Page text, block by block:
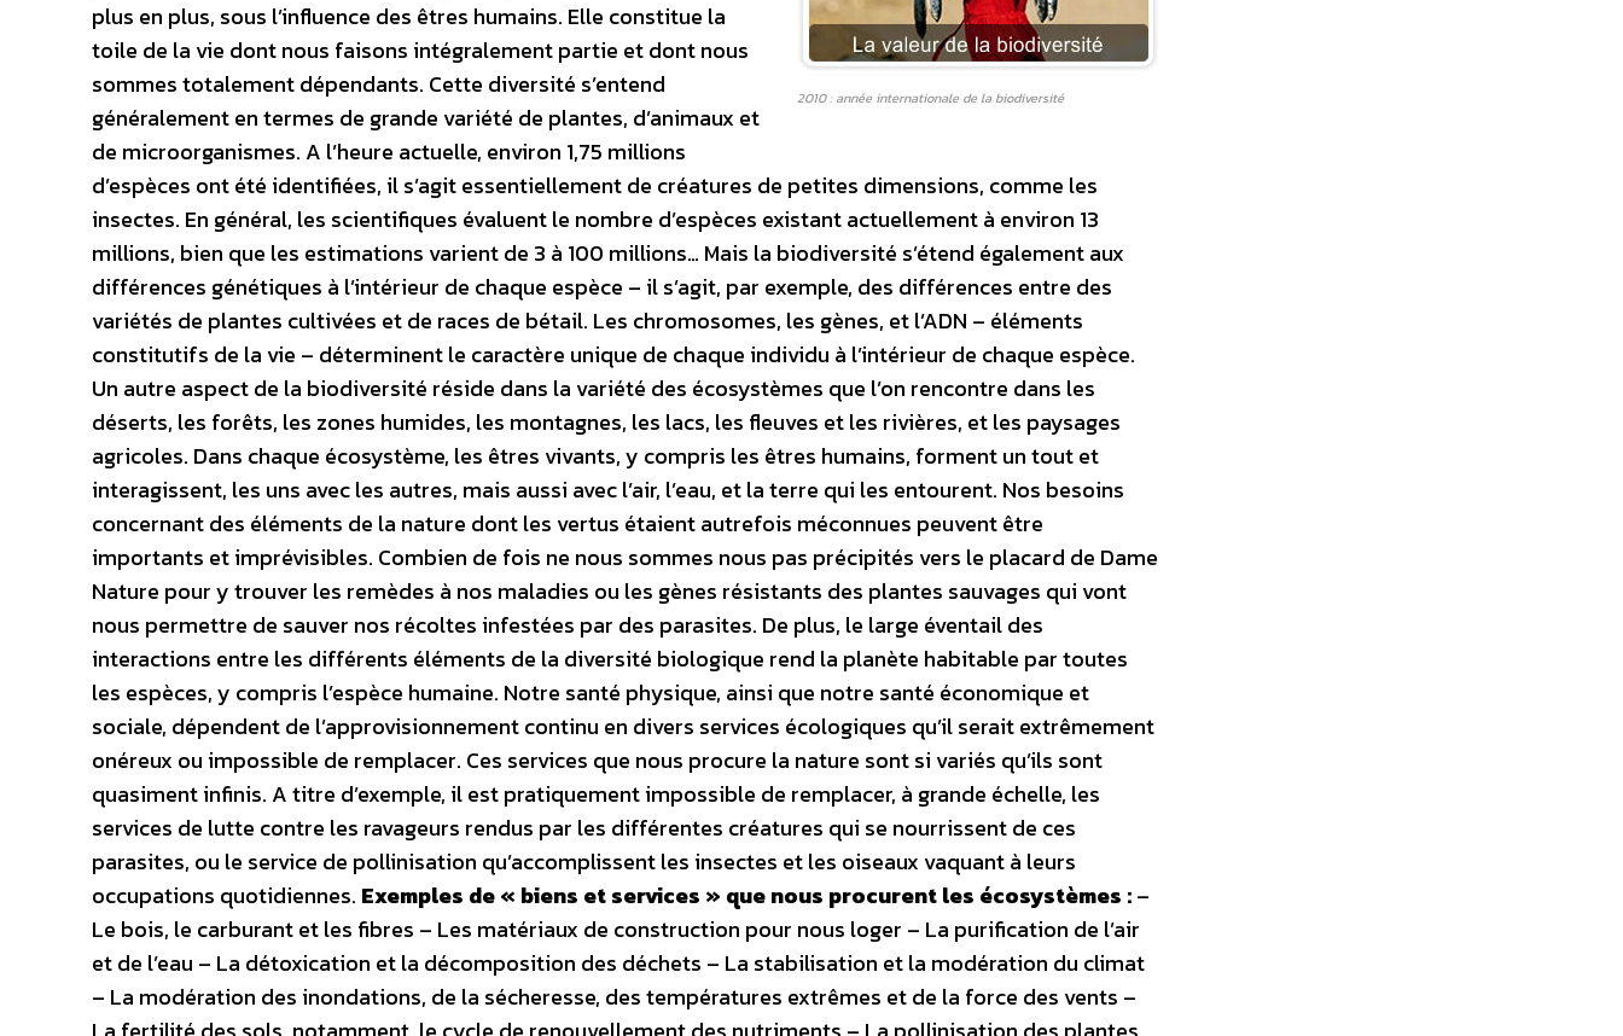
2010 : année internationale de la biodiversité
plus en plus, sous l’influence des êtres humains. Elle constitue la
toile de la vie dont nous faisons intégralement partie et dont nous
sommes totalement dépendants. Cette diversité s’entend
généralement en termes de grande variété de plantes, d’animaux et
de microorganismes. A l’heure actuelle, environ 1,75 millions
d’espèces ont été identifiées, il s’agit essentiellement de créatures de petites dimensions, comme les
insectes. En général, les scientifiques évaluent le nombre d’espèces existant actuellement à environ 13
millions, bien que les estimations varient de 3 à 100 millions… Mais la biodiversité s’étend également aux
différences génétiques à l’intérieur de chaque espèce – il s’agit, par exemple, des différences entre des
variétés de plantes cultivées et de races de bétail. Les chromosomes, les gènes, et l’ADN – éléments
constitutifs de la vie – déterminent le caractère unique de chaque individu à l’intérieur de chaque espèce.
Un autre aspect de la biodiversité réside dans la variété des écosystèmes que l’on rencontre dans les
déserts, les forêts, les zones humides, les montagnes, les lacs, les fleuves et les rivières, et les paysages
agricoles. Dans chaque écosystème, les êtres vivants, y compris les êtres humains, forment un tout et
interagissent, les uns avec les autres, mais aussi avec l’air, l’eau, et la terre qui les entourent. Nos besoins
concernant des éléments de la nature dont les vertus étaient autrefois méconnues peuvent être
importants et imprévisibles. Combien de fois ne nous sommes nous pas précipités vers le placard de Dame
Nature pour y trouver les remèdes à nos maladies ou les gènes résistants des plantes sauvages qui vont
nous permettre de sauver nos récoltes infestées par des parasites. De plus, le large éventail des
interactions entre les différents éléments de la diversité biologique rend la planète habitable par toutes
les espèces, y compris l’espèce humaine. Notre santé physique, ainsi que notre santé économique et
sociale, dépendent de l’approvisionnement continu en divers services écologiques qu’il serait extrêmement
onéreux ou impossible de remplacer. Ces services que nous procure la nature sont si variés qu’ils sont
quasiment infinis. A titre d’exemple, il est pratiquement impossible de remplacer, à grande échelle, les
services de lutte contre les ravageurs rendus par les différentes créatures qui se nourrissent de ces
parasites, ou le service de pollinisation qu’accomplissent les insectes et les oiseaux vaquant à leurs
occupations quotidiennes. Exemples de « biens et services » que nous procurent les écosystèmes :–
Le bois, le carburant et les fibres – Les matériaux de construction pour nous loger – La purification de l’air
et de l’eau – La détoxication et la décomposition des déchets – La stabilisation et la modération du climat
– La modération des inondations, de la sécheresse, des températures extrêmes et de la force des vents –